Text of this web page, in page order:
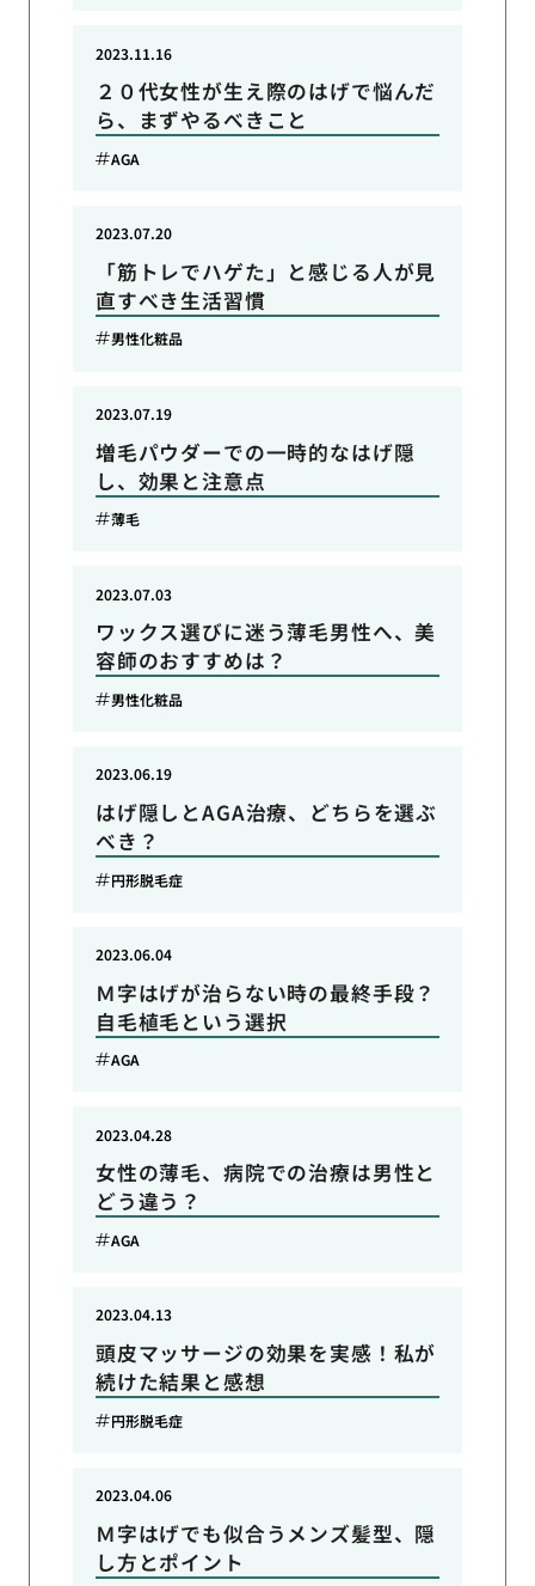
２０代女性が生え際のはげで悩んだ
ら、まずやるべきこと
2023.11.16
AGA
「筋トレでハゲた」と感じる人が見
直すべき生活習慣
2023.07.20
男性化粧品
増毛パウダーでの一時的なはげ隠
し、効果と注意点
2023.07.19
薄毛
ワックス選びに迷う薄毛男性へ、美
容師のおすすめは？
2023.07.03
男性化粧品
はげ隠しとAGA治療、どちらを選ぶ
べき？
2023.06.19
円形脱毛症
Ｍ字はげが治らない時の最終手段？
自毛植毛という選択
2023.06.04
AGA
女性の薄毛、病院での治療は男性と
どう違う？
2023.04.28
AGA
頭皮マッサージの効果を実感！私が
続けた結果と感想
2023.04.13
円形脱毛症
Ｍ字はげでも似合うメンズ髪型、隠
し方とポイント
2023.04.06